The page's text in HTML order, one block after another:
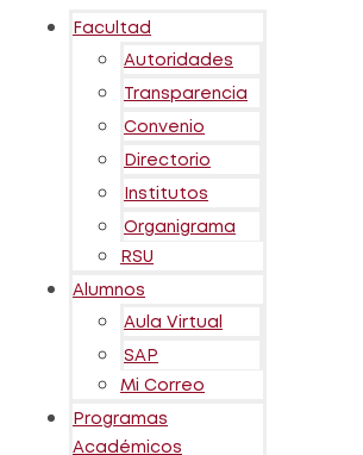
Facultad
Autoridades
Transparencia
Convenio
Directorio
Institutos
Organigrama
RSU
Alumnos
Aula Virtual
SAP
Mi Correo
Programas
Académicos